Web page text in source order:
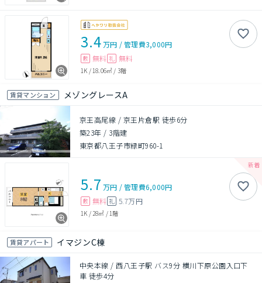
3.4万円 /管理費3,000円
敷 無料 礼 無料
1K /18.06㎡ / 3階
賃貸マンション メゾングレースA
京王高尾線 / 京王片倉駅 徒歩6分
築23年 / 3階建
東京都八王子市緑町960-1
5.7 万円 /管理費6,000円
敷 無料 礼 5.7万円
1K / 28㎡ / 1階
賃貸アパート イマジンC棟
中央本線 / 西八王子駅 バス9分 横川下原公園入口下
車 徒歩4分